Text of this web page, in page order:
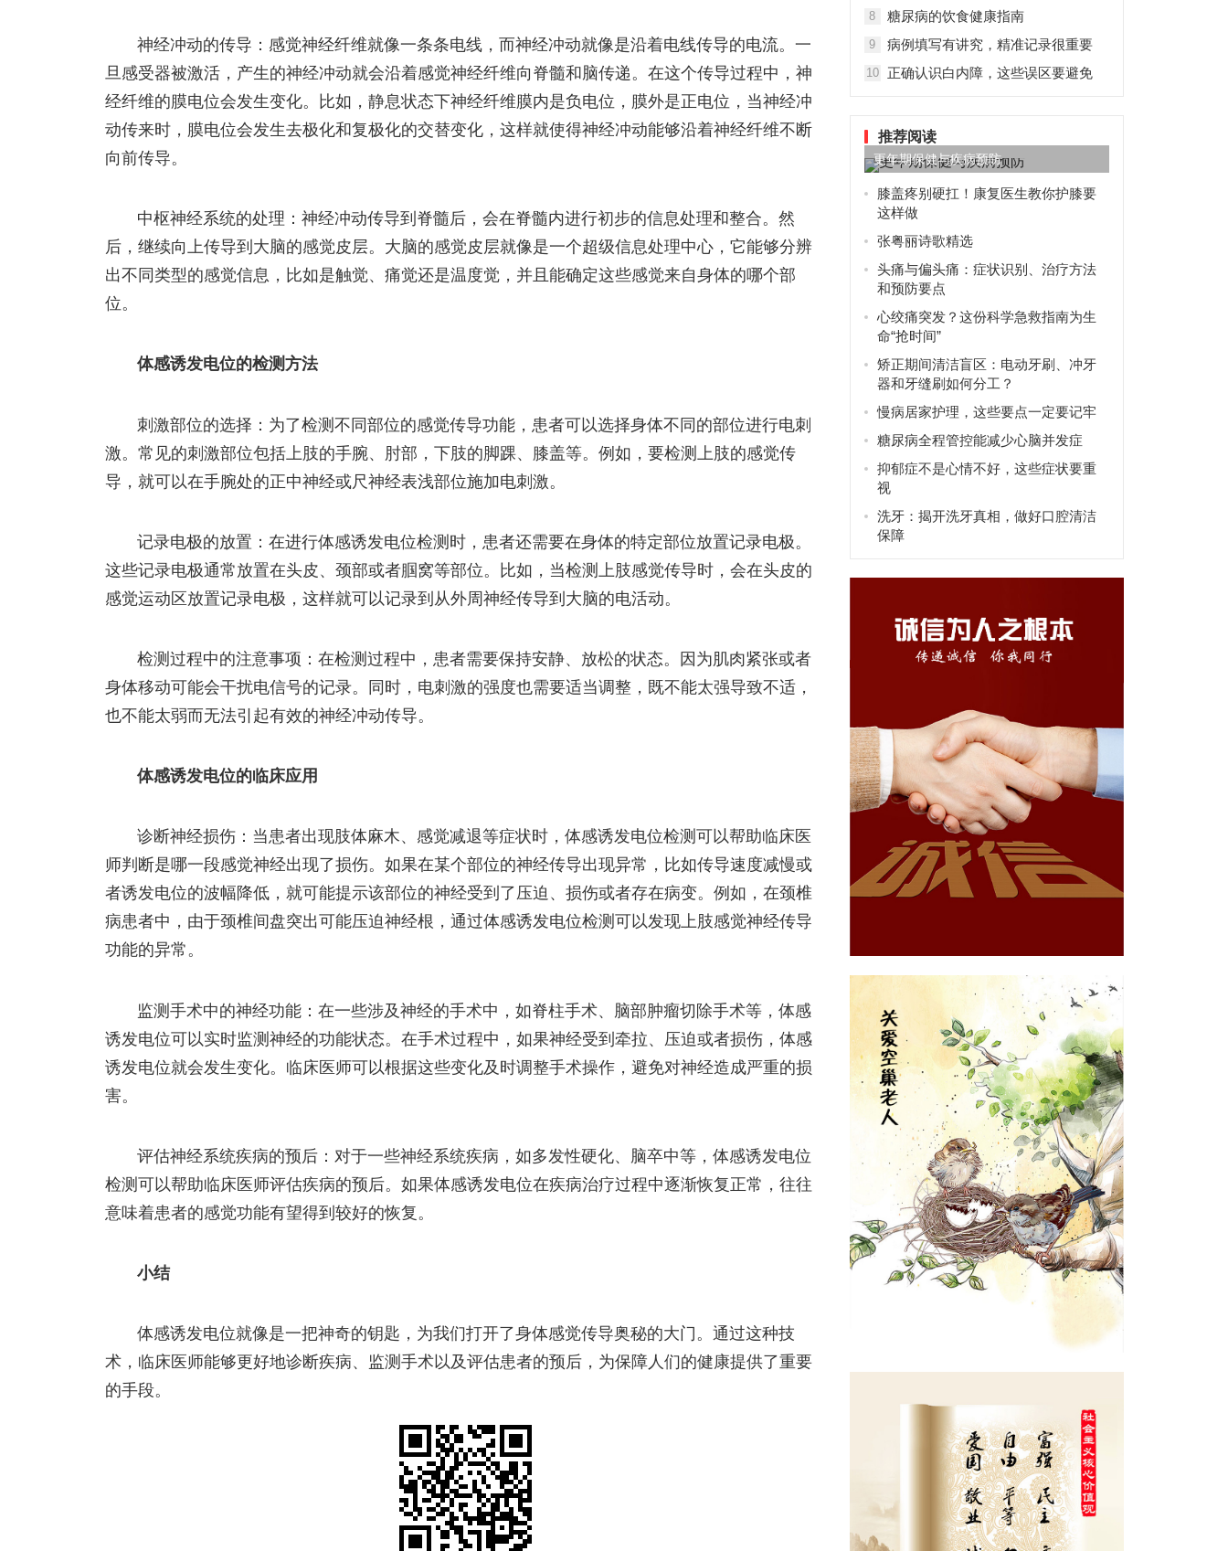
神经冲动的传导：感觉神经纤维就像一条条电线，而神经冲动就像是沿着电线传导的电流。一
旦感受器被激活，产生的神经冲动就会沿着感觉神经纤维向脊髓和脑传递。在这个传导过程中，神
经纤维的膜电位会发生变化。比如，静息状态下神经纤维膜内是负电位，膜外是正电位，当神经冲
动传来时，膜电位会发生去极化和复极化的交替变化，这样就使得神经冲动能够沿着神经纤维不断
向前传导。
中枢神经系统的处理：神经冲动传导到脊髓后，会在脊髓内进行初步的信息处理和整合。然
后，继续向上传导到大脑的感觉皮层。大脑的感觉皮层就像是一个超级信息处理中心，它能够分辨
出不同类型的感觉信息，比如是触觉、痛觉还是温度觉，并且能确定这些感觉来自身体的哪个部
位。
体感诱发电位的检测方法
刺激部位的选择：为了检测不同部位的感觉传导功能，患者可以选择身体不同的部位进行电刺
激。常见的刺激部位包括上肢的手腕、肘部，下肢的脚踝、膝盖等。例如，要检测上肢的感觉传
导，就可以在手腕处的正中神经或尺神经表浅部位施加电刺激。
记录电极的放置：在进行体感诱发电位检测时，患者还需要在身体的特定部位放置记录电极。
这些记录电极通常放置在头皮、颈部或者腘窝等部位。比如，当检测上肢感觉传导时，会在头皮的
感觉运动区放置记录电极，这样就可以记录到从外周神经传导到大脑的电活动。
检测过程中的注意事项：在检测过程中，患者需要保持安静、放松的状态。因为肌肉紧张或者
身体移动可能会干扰电信号的记录。同时，电刺激的强度也需要适当调整，既不能太强导致不适，
也不能太弱而无法引起有效的神经冲动传导。
体感诱发电位的临床应用
诊断神经损伤：当患者出现肢体麻木、感觉减退等症状时，体感诱发电位检测可以帮助临床医
师判断是哪一段感觉神经出现了损伤。如果在某个部位的神经传导出现异常，比如传导速度减慢或
者诱发电位的波幅降低，就可能提示该部位的神经受到了压迫、损伤或者存在病变。例如，在颈椎
病患者中，由于颈椎间盘突出可能压迫神经根，通过体感诱发电位检测可以发现上肢感觉神经传导
功能的异常。
监测手术中的神经功能：在一些涉及神经的手术中，如脊柱手术、脑部肿瘤切除手术等，体感
诱发电位可以实时监测神经的功能状态。在手术过程中，如果神经受到牵拉、压迫或者损伤，体感
诱发电位就会发生变化。临床医师可以根据这些变化及时调整手术操作，避免对神经造成严重的损
害。
评估神经系统疾病的预后：对于一些神经系统疾病，如多发性硬化、脑卒中等，体感诱发电位
检测可以帮助临床医师评估疾病的预后。如果体感诱发电位在疾病治疗过程中逐渐恢复正常，往往
意味着患者的感觉功能有望得到较好的恢复。
小结
体感诱发电位就像是一把神奇的钥匙，为我们打开了身体感觉传导奥秘的大门。通过这种技
术，临床医师能够更好地诊断疾病、监测手术以及评估患者的预后，为保障人们的健康提供了重要
的手段。
8 糖尿病的饮食健康指南
9 病例填写有讲究，精准记录很重要
10 正确认识白内障，这些误区要避免
推荐阅读
更年期保健与疾病预防
膝盖疼别硬扛！康复医生教你护膝要
这样做
张粤丽诗歌精选
头痛与偏头痛：症状识别、治疗方法
和预防要点
心绞痛突发？这份科学急救指南为生
命“抢时间”
矫正期间清洁盲区：电动牙刷、冲牙
器和牙缝刷如何分工？
慢病居家护理，这些要点一定要记牢
糖尿病全程管控能减少心脑并发症
抑郁症不是心情不好，这些症状要重
视
洗牙：揭开洗牙真相，做好口腔清洁
保障